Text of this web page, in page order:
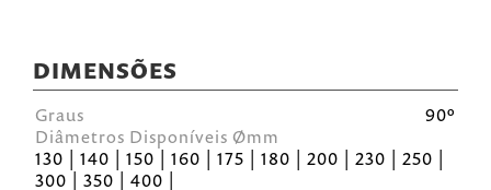
DIMENSÕES
Graus
90º
Diâmetros Disponíveis Ømm
130 | 140 | 150 | 160 | 175 | 180 | 200 | 230 | 250 |
300 | 350 | 400 |